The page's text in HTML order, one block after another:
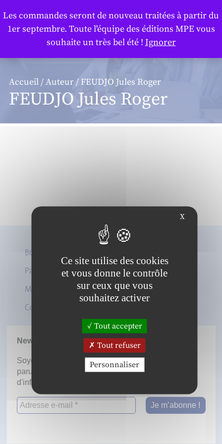
Accueil/Auteur/ FEUDJO Jules Roger
FEUDJO Jules Roger
Boutique
Panier
Mon compte
Contact
Twitter
LinkedIn
Newsletter
Soyez informé dès la mise en ligne des prochaines
parutions en vous inscrivant à notre lettre
d'information.
Les commandes seront de nouveau traitées à partir du
1er septembre. Toute l'équipe des éditions MPE vous
souhaite un très bel été ! Ignorer
X
Ce site utilise des cookies
et vous donne le contrôle
sur ceux que vous
souhaitez activer
Tout accepter
Tout refuser
Personnaliser